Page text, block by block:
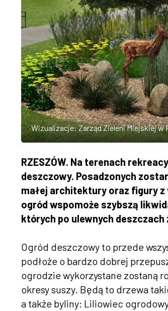
Wizualizacje: Zarząd Zieleni Miejskiej w
RZESZÓW. Na terenach
deszczowy. Posadzonych
małej architektury oraz figury
ogród wspomoże szybszą
których po ulewnych deszczach
Ogród deszczowy to przede
podłoże o bardzo dobrej
ogrodzie wykorzystane zostaną
okresy suszy. Będą to drzewa
a także byliny: Liliowiec ogrodowy